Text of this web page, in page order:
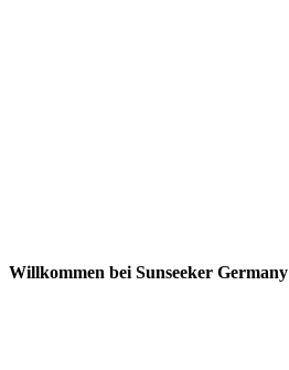
Willkommen bei Sunseeker Germany